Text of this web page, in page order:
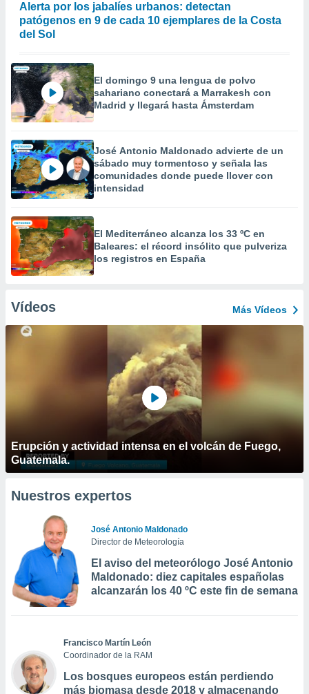
Alerta por los jabalíes urbanos: detectan
patógenos en 9 de cada 10 ejemplares de la Costa
del Sol
El domingo 9 una lengua de polvo
sahariano conectará a Marrakesh con
Madrid y llegará hasta Ámsterdam
José Antonio Maldonado advierte de un
sábado muy tormentoso y señala las
comunidades donde puede llover con
intensidad
El Mediterráneo alcanza los 33 ºC en
Baleares: el récord insólito que pulveriza
los registros en España
Vídeos Más Vídeos
Erupción y actividad intensa en el volcán de Fuego,
Guatemala.
Nuestros expertos
José Antonio Maldonado
Director de Meteorología
El aviso del meteorólogo José Antonio
Maldonado: diez capitales españolas
alcanzarán los 40 ºC este fin de semana
Francisco Martín León
Coordinador de la RAM
Los bosques europeos están perdiendo
más biomasa desde 2018 y almacenando